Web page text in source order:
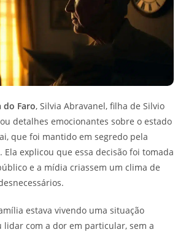
do Faro, Silvia Abravanel, filha de Silvio
detalhes emocionantes sobre o estado
que foi mantido em segredo pela
explicou que essa decisão foi tomada
e a mídia criassem um clima de
estava vivendo uma situação
com a dor em particular, sem a